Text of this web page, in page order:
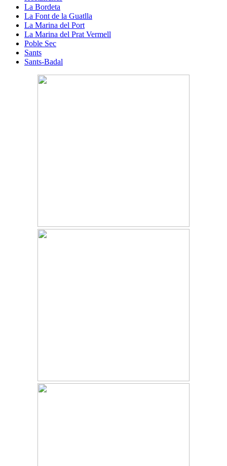
La Bordeta
La Font de la Guatlla
La Marina del Port
La Marina del Prat Vermell
Poble Sec
Sants
Sants-Badal